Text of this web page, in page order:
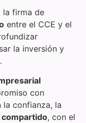
la firma de
entre el CCE y el
la inversión y
.
con
la confianza, la
, con el